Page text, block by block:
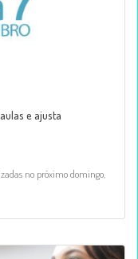
e ajusta
no próximo domingo,